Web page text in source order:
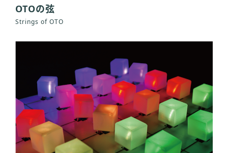
OTOの弦
Strings of OTO